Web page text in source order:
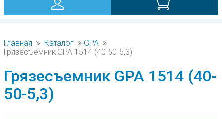
Главная Каталог
GPA
Грязесъемник GPA 1514 (40-50-5,3)
Грязесъемник GPA 1514 (40-
50-5,3)